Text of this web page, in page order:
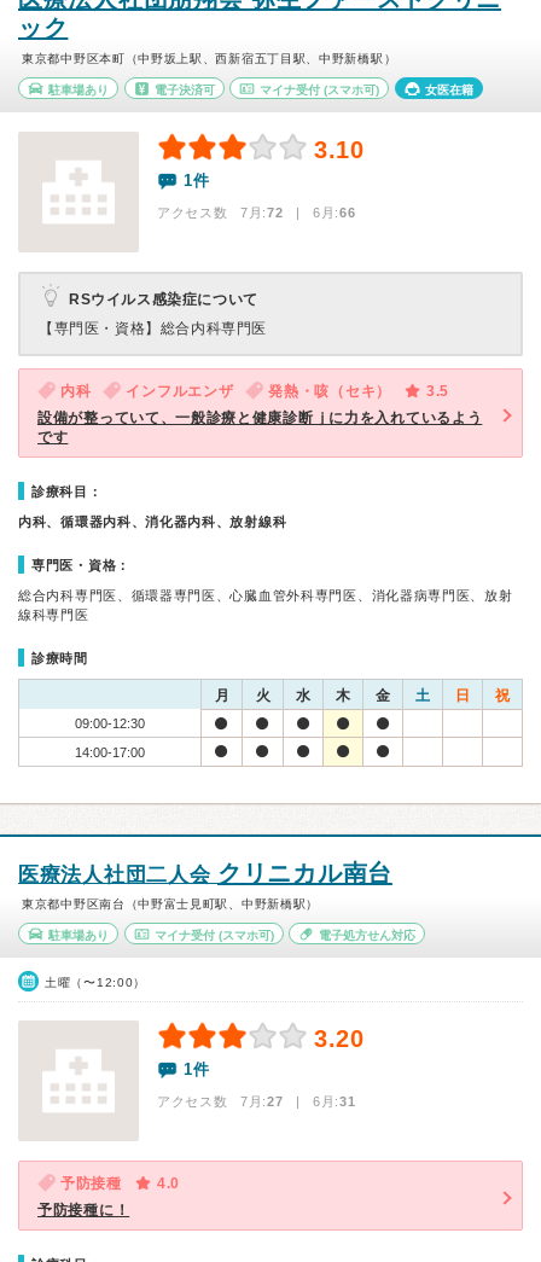
ック
東京都中野区本町（中野坂上駅、西新宿五丁目駅、中野新橋駅）
駐車場あり 電子決済可 マイナ受付 (スマホ可) 女医在籍
3.10
1件
アクセス数 7月:72 | 6月:66
RSウイルス感染症について
【専門医・資格】 総合内科専門医
内科 インフルエンザ 発熱・咳（セキ）
3.5
設備が整っていて、一般診療と健康診断ｊに力を入れているよう
です
診療科目：
内科、循環器内科、消化器内科、放射線科
専門医・資格：
総合内科専門医、循環器専門医、心臓血管外科専門医、消化器病専門医、放射
線科専門医
診療時間
月 火 水 木 金 土 日 祝
09:00-12:30
14:00-17:00
医療法人社団二人会 クリニカル南台
東京都中野区南台（中野富士見町駅、中野新橋駅）
駐車場あり マイナ受付(スマホ可) 電子処方せん対応
土曜（〜12:00）
3.20
1件
アクセス数 7月:27 | 6月:31
予防接種
4.0
予防接種に！